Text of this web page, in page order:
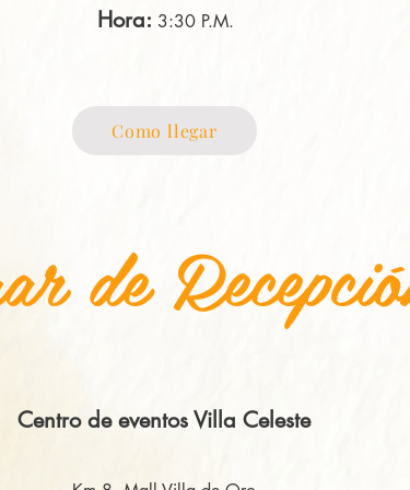
Hora: 3:30 P.M.
Como llegar
de
Centro de eventos Villa Celeste